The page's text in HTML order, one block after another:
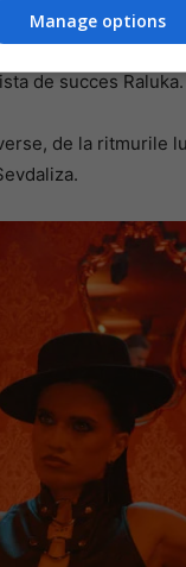
iar recent a
de succes Raluka.
de la ritmurile
Manage options